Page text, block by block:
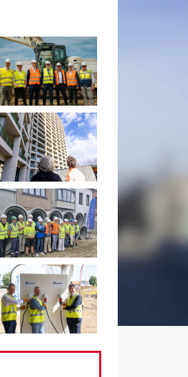
,
,